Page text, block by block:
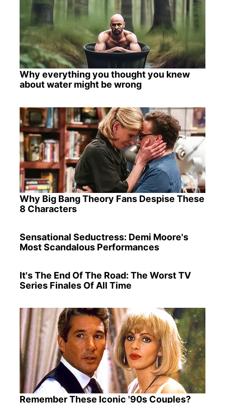
Why everything you thought you knew
about water might be wrong
Why Big Bang Theory Fans Despise These
8 Characters
Sensational Seductress: Demi Moore's
Most Scandalous Performances
It's The End Of The Road: The Worst TV
Series Finales Of All Time
Remember These Iconic '90s Couples?